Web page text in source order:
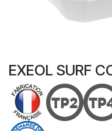
EXEOL SURF